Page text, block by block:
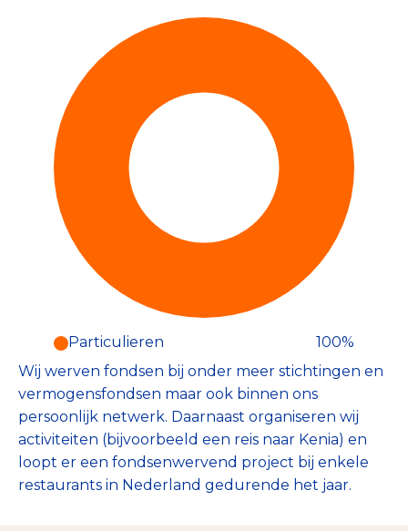
Particulieren (100%)
Deze inkomsten zijn als volgt
onderverdeeld:
Particulieren
100%
Wij werven fondsen bij onder meer stichtingen en
vermogensfondsen maar ook binnen ons
persoonlijk netwerk. Daarnaast organiseren wij
activiteiten (bijvoorbeeld een reis naar Kenia) en
loopt er een fondsenwervend project bij enkele
restaurants in Nederland gedurende het jaar.